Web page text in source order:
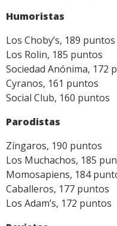
Humoristas
Los Choby’s, 189 puntos
Los Rolin, 185 puntos
Sociedad Anónima, 172
Cyranos, 161 puntos
Social Club, 160 puntos
Parodistas
Zíngaros, 190 puntos
Los Muchachos, 185
Momosapiens, 184
Caballeros, 177 puntos
Los Adam’s, 172 puntos